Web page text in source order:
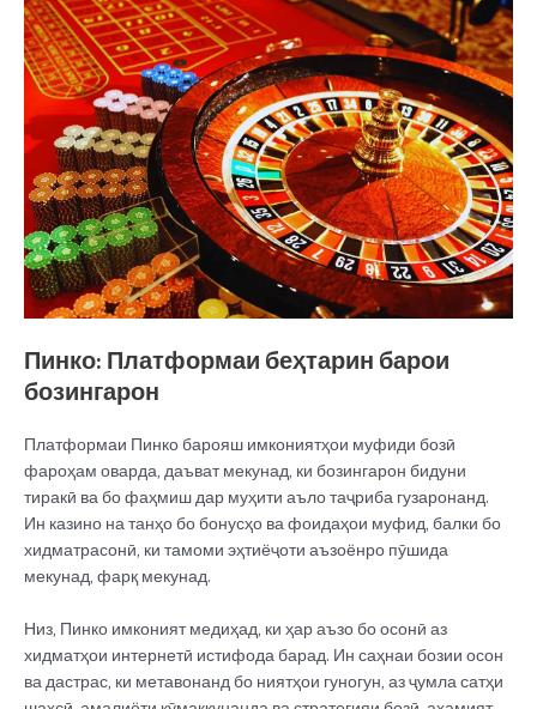
Пинко: Платформаи беҳтарин барои
бозингарон
Платформаи Пинко барояш имкониятҳои муфиди бозӣ
фароҳам оварда, даъват мекунад, ки бозингарон бидуни
тиракӣ ва бо фаҳмиш дар муҳити аъло таҷриба гузаронанд.
Ин казино на танҳо бо бонусҳо ва фоидаҳои муфид, балки бо
хидматрасонӣ, ки тамоми эҳтиёҷоти аъзоёнро пӯшида
мекунад, фарқ мекунад.
Низ, Пинко имконият медиҳад, ки ҳар аъзо бо осонӣ аз
хидматҳои интернетӣ истифода барад. Ин саҳнаи бозии осон
ва дастрас, ки метавонанд бо ниятҳои гуногун, аз ҷумла сатҳи